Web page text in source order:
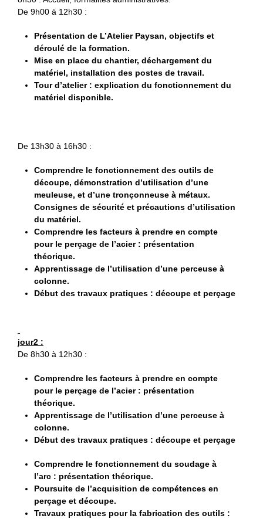
De 9h00 à 12h30 :
Présentation de L’Atelier Paysan, objectifs et
déroulé de la formation.
Mise en place du chantier, déchargement du
matériel, installation des postes de travail.
Tour d’atelier : explication du fonctionnement du
matériel disponible.
De 13h30 à 16h30 :
Comprendre le fonctionnement des outils de
découpe, démonstration d’utilisation d’une
meuleuse, et d’une tronçonneuse à métaux.
Consignes de sécurité et précautions d’utilisation
du matériel.
Comprendre les facteurs à prendre en compte
pour le perçage de l’acier : présentation
théorique.
Apprentissage de l’utilisation d’une perceuse à
colonne.
Début des travaux pratiques : découpe et perçage
jour2 :
De 8h30 à 12h30 :
Comprendre les facteurs à prendre en compte
pour le perçage de l’acier : présentation
théorique.
Apprentissage de l’utilisation d’une perceuse à
colonne.
Début des travaux pratiques : découpe et perçage
Comprendre le fonctionnement du soudage à
l’arc : présentation théorique.
Poursuite de l’acquisition de compétences en
perçage et découpe.
Travaux pratiques pour la fabrication des outils :